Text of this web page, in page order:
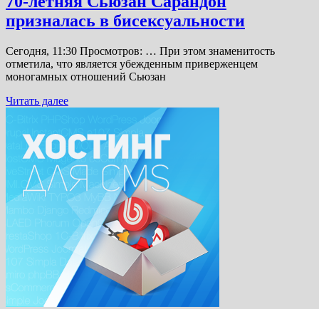
призналась в бисексуальности
Сегодня, 11:30 Просмотров: … При этом знаменитость
отметила, что является убежденным приверженцем
моногамных отношений Сьюзан
Читать далее